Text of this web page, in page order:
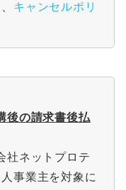
キャンセルポリ
後の請求書後払
社ネットプロテ
事業主を対象に